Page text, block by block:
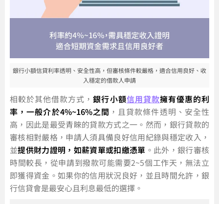
銀行小額信貸利率透明、安全性高，但審核條件較嚴格，適合信用良好、收
入穩定的借款人申請
相較於其他借款方式，銀行小額信用貸款擁有優惠的利
率，一般介於4%~16%之間 ，且貸款條件透明、安全性
高，因此是最受青睞的貸款方式之一。然而，銀行貸款的
審核相對嚴格，申請人須具備良好信用紀錄與穩定收入，
並提供財力證明，如薪資單或扣繳憑單 。此外，銀行審核
時間較長，從申請到撥款可能需要2~5個工作天，無法立
即獲得資金。如果你的信用狀況良好，並且時間允許，銀
行信貸會是最安心且利息最低的選擇。